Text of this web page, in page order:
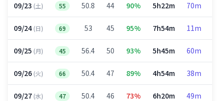
09/23 (土) 55 50.8 44 90% 5h22m 70m
09/24(日) 69 53 45 95% 7h54m 11m
09/25 (月) 45 56.4 50 93% 5h45m 60m
09/26(火) 66 50.4 47 89% 4h54m 38m
09/27(水) 47 50.4 46 73% 6h20m 49m